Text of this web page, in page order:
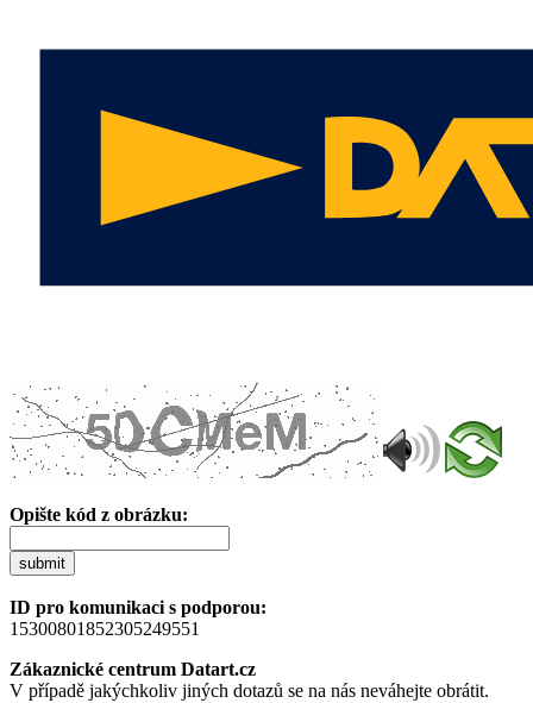
Opište kód z obrázku:
submit
ID pro komunikaci s podporou:
15300801852305249551
Zákaznické centrum Datart.cz
V případě jakýchkoliv jiných dotazů se na nás neváhejte obrátit.